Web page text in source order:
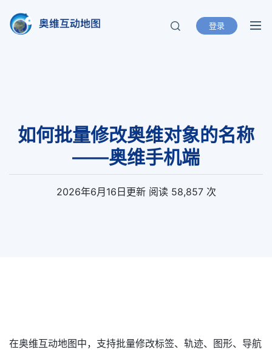
奥维互动地图
北京元生华网软件有限公司 400-893-
登录
如何批量修改奥维对象的名称
——奥维手机端
2026年6月16日 更新 阅读 58,857 次
在奥维互动地图中，支持批量修改标签、轨迹、图形、导航